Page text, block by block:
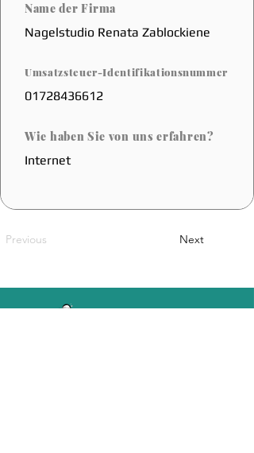
Name der Firma
Nagelstudio Renata Zablockiene
Umsatzsteuer-Identifikationsnummer
01728436612
Wie haben Sie von uns erfahren?
Internet
Previous Next